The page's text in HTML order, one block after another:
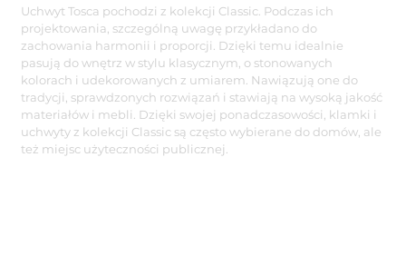
Uchwyt Tosca pochodzi z kolekcji Classic. Podczas ich
projektowania, szczególną uwagę przykładano do
zachowania harmonii i proporcji. Dzięki temu idealnie
pasują do wnętrz w stylu klasycznym, o stonowanych
kolorach i udekorowanych z umiarem. Nawiązują one do
tradycji, sprawdzonych rozwiązań i stawiają na wysoką jakość
materiałów i mebli. Dzięki swojej ponadczasowości, klamki i
uchwyty z kolekcji Classic są często wybierane do domów, ale
też miejsc użyteczności publicznej.